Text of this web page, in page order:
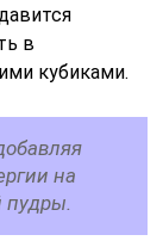
в
кубиками.
на
пудры.